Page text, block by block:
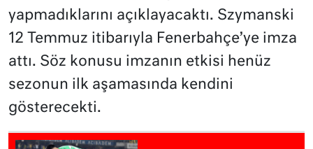
yapmadıklarını açıklayacaktı. Szymanski
12 Temmuz itibarıyla Fenerbahçe’ye imza
attı. Söz konusu imzanın etkisi henüz
sezonun ilk aşamasında kendini
gösterecekti.